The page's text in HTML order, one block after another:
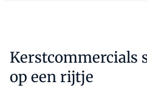
Kerstcommercials
op een rijtje